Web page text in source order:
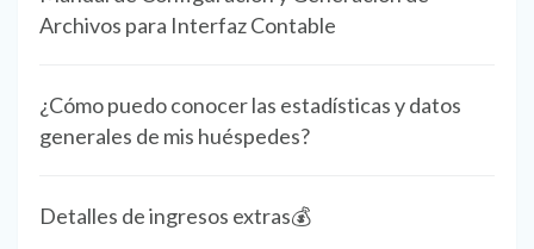
Archivos para Interfaz Contable
¿Cómo puedo conocer las estadísticas y datos
generales de mis huéspedes?
Detalles de ingresos extras💰